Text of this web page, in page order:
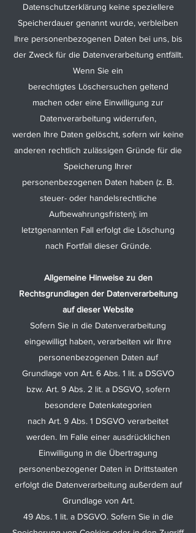
Datenschutzerklärung keine speziellere
Speicherdauer genannt wurde, verbleiben
Ihre personenbezogenen Daten bei uns, bis
der Zweck für die Datenverarbeitung entfällt.
Wenn Sie ein
berechtigtes Löschersuchen geltend
machen oder eine Einwilligung zur
Datenverarbeitung widerrufen,
werden Ihre Daten gelöscht, sofern wir keine
anderen rechtlich zulässigen Gründe für die
Speicherung Ihrer
personenbezogenen Daten haben (z. B.
steuer- oder handelsrechtliche
Aufbewahrungsfristen); im
letztgenannten Fall erfolgt die Löschung
nach Fortfall dieser Gründe.
Allgemeine Hinweise zu den
Rechtsgrundlagen der Datenverarbeitung
auf dieser Website
Sofern Sie in die Datenverarbeitung
eingewilligt haben, verarbeiten wir Ihre
personenbezogenen Daten auf
Grundlage von Art. 6 Abs. 1 lit. a DSGVO
bzw. Art. 9 Abs. 2 lit. a DSGVO, sofern
besondere Datenkategorien
nach Art. 9 Abs. 1 DSGVO verarbeitet
werden. Im Falle einer ausdrücklichen
Einwilligung in die Übertragung
personenbezogener Daten in Drittstaaten
erfolgt die Datenverarbeitung außerdem auf
Grundlage von Art.
49 Abs. 1 lit. a DSGVO. Sofern Sie in die